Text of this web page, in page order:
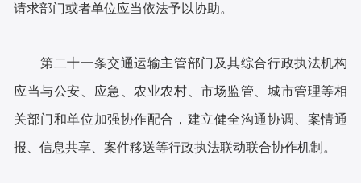
请求部门或者单位应当依法予以协助。
第二十一条交通运输主管部门及其综合行政执法机构
应当与公安、应急、农业农村、市场监管、城市管理等相
关部门和单位加强协作配合，建立健全沟通协调、案情通
报、信息共享、案件移送等行政执法联动联合协作机制。